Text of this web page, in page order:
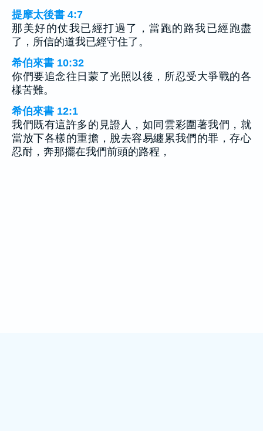
提摩太後書 4:7
那美好的仗我已經打過了，當跑的路我已經跑盡
了，所信的道我已經守住了。
希伯來書 10:32
你們要追念往日蒙了光照以後，所忍受大爭戰的各
樣苦難。
希伯來書 12:1
我們既有這許多的見證人，如同雲彩圍著我們，就
當放下各樣的重擔，脫去容易纏累我們的罪，存心
忍耐，奔那擺在我們前頭的路程，